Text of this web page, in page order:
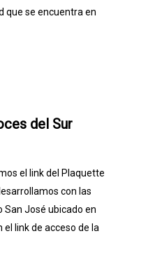
que se encuentra en
del Sur
el link del Plaquette
con las
San José ubicado en
el link de acceso de la